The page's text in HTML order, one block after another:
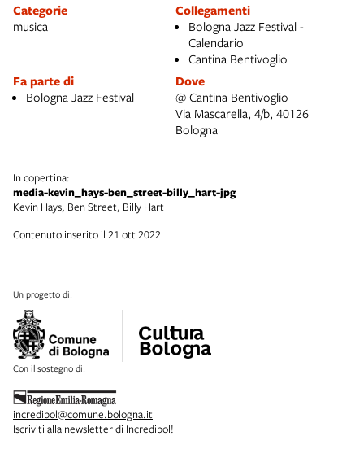
Categorie
musica
Collegamenti
Bologna Jazz Festival -
Calendario
Cantina Bentivoglio
Fa parte di
Bologna Jazz Festival
Dove
@ Cantina Bentivoglio
Via Mascarella, 4/b, 40126
Bologna
In copertina:
media-kevin_hays-ben_street-billy_hart-jpg
Kevin Hays, Ben Street, Billy Hart
Contenuto inserito il 21 ott 2022
Un progetto di:
Con il sostegno di:
incredibol@comune.bologna.it
Iscriviti alla newsletter di Incredibol!